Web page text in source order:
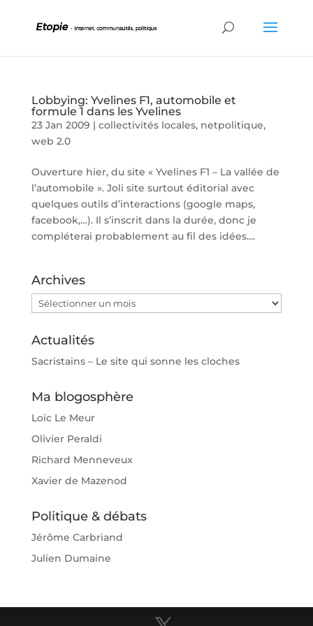
Lobbying: Yvelines F1, automobile et
formule 1 dans les Yvelines
23 Jan 2009 | collectivités locales, netpolitique,
web 2.0
Ouverture hier, du site « Yvelines F1 – La vallée de
l’automobile ». Joli site surtout éditorial avec
quelques outils d’interactions (google maps,
facebook,…). Il s’inscrit dans la durée, donc je
compléterai probablement au fil des idées....
Archives
Archives
Actualités
Sacristains – Le site qui sonne les cloches
Ma blogosphère
Loïc Le Meur
Olivier Peraldi
Richard Menneveux
Xavier de Mazenod
Politique & débats
Jérôme Carbriand
Julien Dumaine